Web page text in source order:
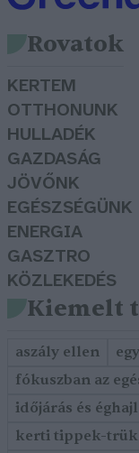
Rovatok
KERTEM
OTTHONUNK
HULLADÉK
GAZDASÁG
JÖVŐNK
EGÉSZSÉGÜNK
ENERGIA
GASZTRO
KÖZLEKEDÉS
Kiemelt
aszály ellen
fókuszban az
időjárás és
kerti tippek-